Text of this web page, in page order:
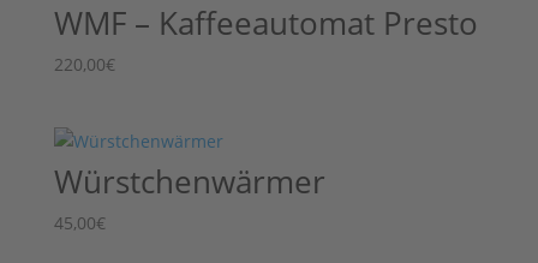
WMF – Kaffeeautomat Presto
220,00€
Würstchenwärmer
45,00€